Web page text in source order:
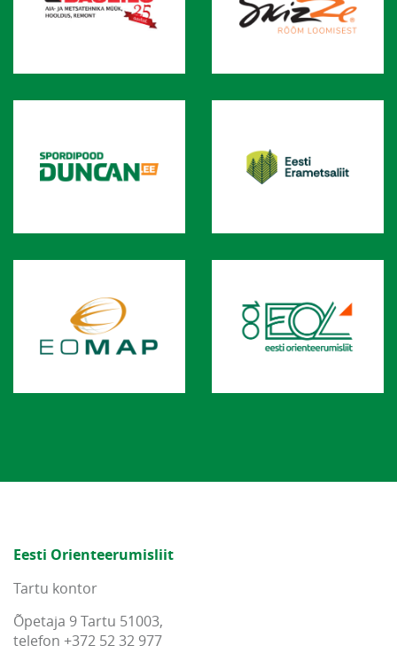
Eesti Orienteerumisliit
Tartu kontor
Õpetaja 9 Tartu 51003,
telefon +372 52 32 977